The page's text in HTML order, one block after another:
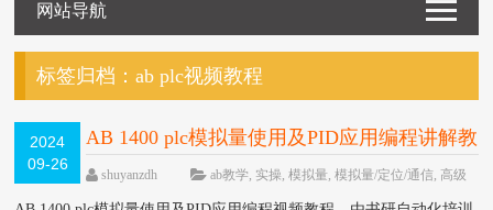
网站导航
标签归档：ab plc视频教程
2024
09-26
AB 1400 plc模拟量使用及PID应用编程讲解教
程
HOT
shuyanzdh ab教学, 实操,模拟量,模拟量/定位/通信,高级